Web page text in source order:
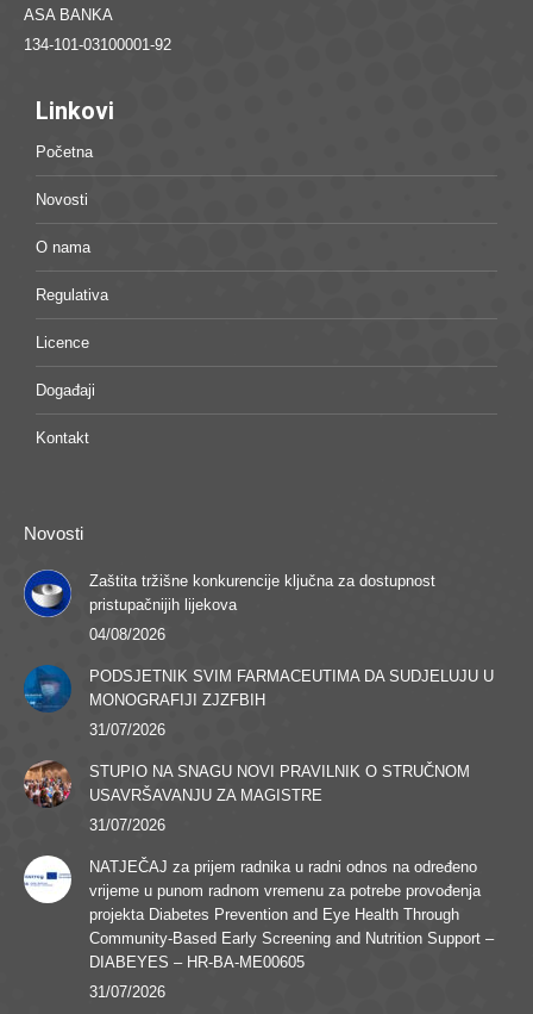
ASA BANKA
134-101-03100001-92
Linkovi
Početna
Novosti
O nama
Regulativa
Licence
Događaji
Kontakt
Novosti
Zaštita tržišne konkurencije ključna za dostupnost
pristupačnijih lijekova
04/08/2026
PODSJETNIK SVIM FARMACEUTIMA DA SUDJELUJU U
MONOGRAFIJI ZJZFBIH
31/07/2026
STUPIO NA SNAGU NOVI PRAVILNIK O STRUČNOM
USAVRŠAVANJU ZA MAGISTRE
31/07/2026
NATJEČAJ za prijem radnika u radni odnos na određeno
vrijeme u punom radnom vremenu za potrebe provođenja
projekta Diabetes Prevention and Eye Health Through
Community-Based Early Screening and Nutrition Support –
DIABEYES – HR-BA-ME00605
31/07/2026